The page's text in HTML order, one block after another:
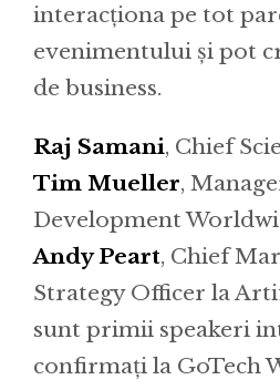
interacționa pe tot
evenimentului și pot
de business.
Raj Samani, Chief
Tim Mueller,
Development
Andy Peart, Chief
Strategy Officer la
sunt primii speakeri
confirmați la GoTech